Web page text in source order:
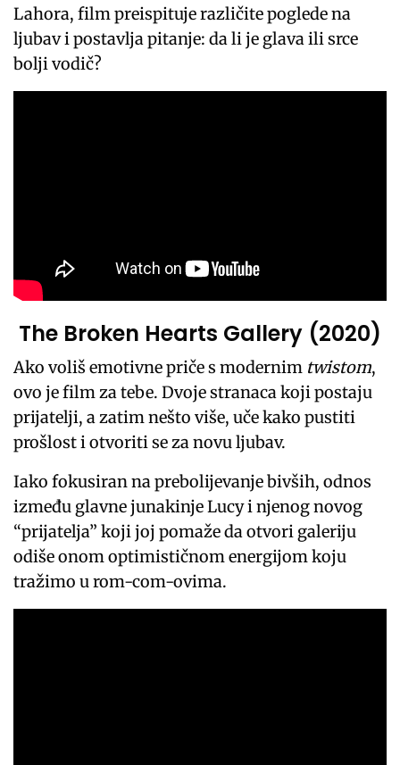
Lahora, film preispituje različite poglede na
ljubav i postavlja pitanje: da li je glava ili srce
bolji vodič?
The Broken Hearts Gallery (2020)
Ako voliš emotivne priče s modernim twistom,
ovo je film za tebe. Dvoje stranaca koji postaju
prijatelji, a zatim nešto više, uče kako pustiti
prošlost i otvoriti se za novu ljubav.
Iako fokusiran na prebolijevanje bivših, odnos
između glavne junakinje Lucy i njenog novog
“prijatelja” koji joj pomaže da otvori galeriju
odiše onom optimističnom energijom koju
tražimo u rom-com-ovima.